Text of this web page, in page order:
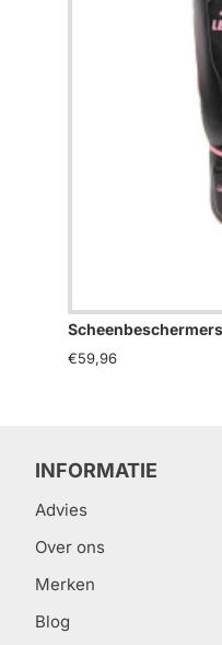
€59,96
INFORMATIE
Advies
Over ons
Merken
Blog